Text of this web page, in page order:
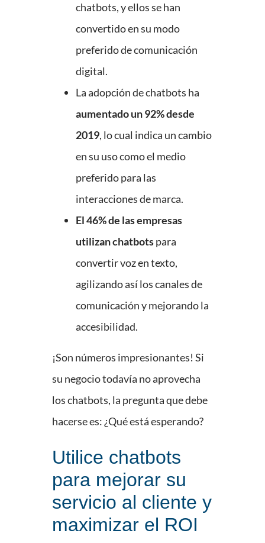
chatbots, y ellos se han
convertido en su modo
preferido de comunicación
digital.
La adopción de chatbots ha
aumentado un 92% desde
2019, lo cual indica un cambio
en su uso como el medio
preferido para las
interacciones de marca.
El 46% de las empresas
utilizan chatbotspara
convertir voz en texto,
agilizando así los canales de
comunicación y mejorando la
accesibilidad.
¡Son números impresionantes! Si
su negocio todavía no aprovecha
los chatbots, la pregunta que debe
hacerse es: ¿Qué está esperando?
Utilice chatbots
para mejorar su
servicio al cliente y
maximizar el ROI